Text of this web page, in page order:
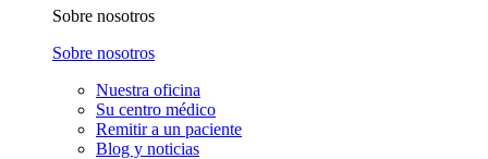
Sobre nosotros
Sobre nosotros
Nuestra oficina
Su centro médico
Remitir a un paciente
Blog y noticias